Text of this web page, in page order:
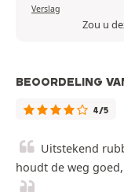
Verslag
Zou u
BEOORDELING
4/5
Uitstekend
houdt de weg